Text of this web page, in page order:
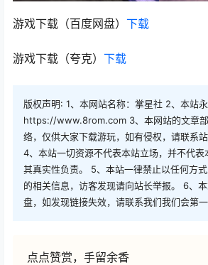
游戏下载（百度网盘） 下载
游戏下载（夸克） 下载
版权声明: 1、本网站名称：掌星社 2、本站永
https://www.8rom.com 3、本网站的文章
络，仅供大家下载游玩，如有侵权，请联系站
4、本站一切资源不代表本站立场，并不代表
其真实性负责。 5、本站一律禁止以任何方
的相关信息，访客发现请向站长举报。 6、
盘，如发现链接失效，请联系我们我们会第一
点点赞赏，手留余香